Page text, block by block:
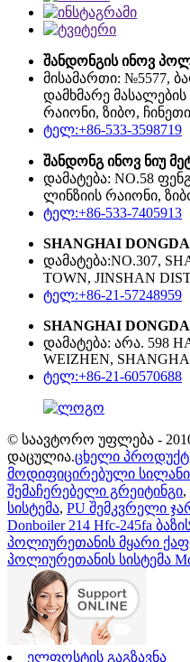
შანდონგის ინოვ
მისამართი: №5577,
დამხმარე
რაიონი, ზიბო, ჩინეთი
ტელ:+86-533-3598719
შანდონგ ინოვ ნიუ
დამატება: NO.58
ლინზიის რაიონი,
ტელ:+86-533-7405913
SHANGHAI
დამატება:NO.307,
TOWN, JINSHAN
ტელ:+86-21-57248959
SHANGHAI
დამატება: არა. 598
WEIZHEN,
ტელ:+86-21-60570688
© საავტორო უფლება -
დაცულია.ცხელი
მოდიფიცირებული
შემაჩერებელი გრეიტინგი,
სისტემა, PU შემკვრელი
Donboiler 214 Hfc-245fa
პოლიურეთანის მყარი
პოლიურეთანის სისტემა
ელფოსტის გაგზავნა